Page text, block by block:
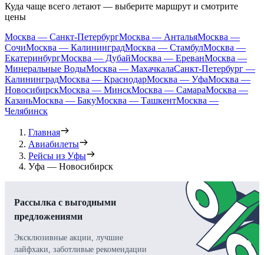
Куда чаще всего летают — выберите маршрут и смотрите
цены
Москва — Санкт-ПетербургМосква — АнтальяМосква —
СочиМосква — КалининградМосква — СтамбулМосква —
ЕкатеринбургМосква — ДубайМосква — ЕреванМосква —
Минеральные ВодыМосква — МахачкалаСанкт-Петербург —
КалининградМосква — КраснодарМосква — УфаМосква —
НовосибирскМосква — МинскМосква — СамараМосква —
КазаньМосква — БакуМосква — ТашкентМосква —
Челябинск
Главная
Авиабилеты
Рейсы из Уфы
Уфа — Новосибирск
Рассылка с выгодными
предложениями
Эксклюзивные акции, лучшие
лайфхаки, заботливые рекомендации